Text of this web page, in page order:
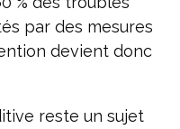
par des mesures
devient donc
reste un sujet